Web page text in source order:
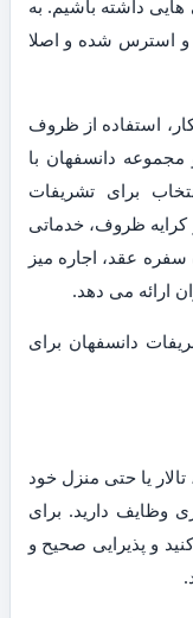
داشته باشیم. به
استرس شده و اصلا
استفاده از ظروف
دانسفهان با
برای تشریفات
ظروف، خدماتی
عقد، اجاره میز
ارائه می دهد.
دانسفهان برای
یا حتی منزل خود
وظایف دارید. برای
و پذیرایی صحیح و